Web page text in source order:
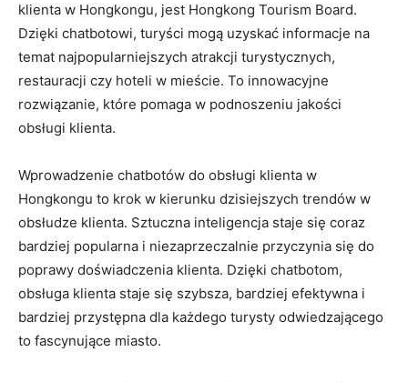
‌klienta w Hongkongu, jest Hongkong Tourism ‌Board.
Dzięki‍ chatbotowi, turyści‍ mogą ⁤uzyskać informacje na
temat najpopularniejszych atrakcji turystycznych,
restauracji czy hoteli w ‍mieście. To innowacyjne
rozwiązanie, ⁤które pomaga w podnoszeniu jakości
⁣obsługi⁢ klienta.
Wprowadzenie chatbotów do ⁢obsługi klienta w⁢
Hongkongu to krok w kierunku dzisiejszych trendów w
obsłudze‍ klienta. Sztuczna inteligencja staje się coraz‌
bardziej popularna i‍ niezaprzeczalnie przyczynia się do
poprawy doświadczenia klienta. Dzięki chatbotom,⁢
obsługa klienta staje się szybsza, bardziej efektywna i
‍bardziej przystępna dla każdego turysty odwiedzającego
to⁣ fascynujące miasto.